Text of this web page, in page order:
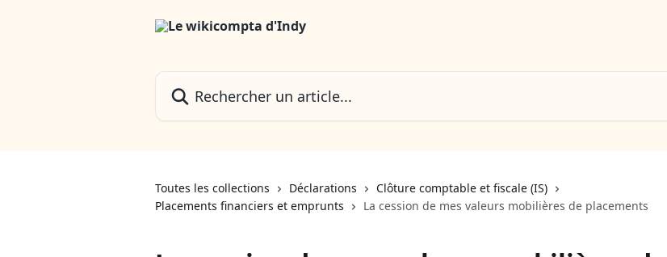
Toutes les collections Déclarations
Clôture comptable et fiscale (IS)
Placements financiers et emprunts
La cession de mes valeurs mobilières de placements